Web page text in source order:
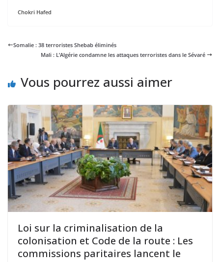
Chokri Hafed
Somalie : 38 terroristes Shebab éliminés
Mali : L’Algérie condamne les attaques terroristes dans le Sévaré
Vous pourrez aussi aimer
Loi sur la criminalisation de la
colonisation et Code de la route : Les
commissions paritaires lancent le